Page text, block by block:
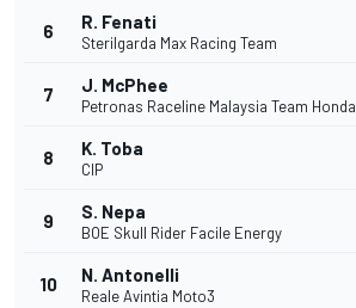
6 R. Fenati
Sterilgarda Max Racing Team
7 J. McPhee
Petronas Raceline Malaysia Team Honda
8 K. Toba
CIP
9 S. Nepa
BOE Skull Rider Facile Energy
10 N. Antonelli
Reale Avintia Moto3